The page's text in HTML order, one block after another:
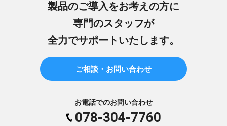
製品のご導入をお考えの方に
専門のスタッフが
全力でサポートいたします。
ご相談・お問い合わせ
お電話でのお問い合わせ
078-304-7760